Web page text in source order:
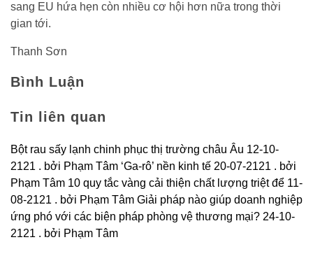
sang EU hứa hẹn còn nhiều cơ hội hơn nữa trong thời
gian tới.
Thanh Sơn
Bình Luận
Tin liên quan
Bột rau sấy lạnh chinh phục thị trường châu Âu 12-10-
2121 . bởi Phạm Tâm ‘Ga-rô’ nền kinh tế 20-07-2121 . bởi
Phạm Tâm 10 quy tắc vàng cải thiện chất lượng triệt để 11-
08-2121 . bởi Phạm Tâm Giải pháp nào giúp doanh nghiệp
ứng phó với các biện pháp phòng vệ thương mại? 24-10-
2121 . bởi Phạm Tâm